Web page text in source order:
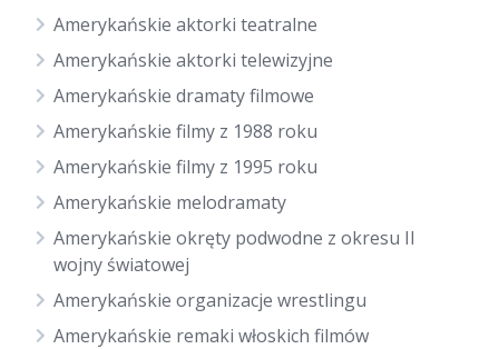
Amerykańskie aktorki teatralne
Amerykańskie aktorki telewizyjne
Amerykańskie dramaty filmowe
Amerykańskie filmy z 1988 roku
Amerykańskie filmy z 1995 roku
Amerykańskie melodramaty
Amerykańskie okręty podwodne z okresu II
wojny światowej
Amerykańskie organizacje wrestlingu
Amerykańskie remaki włoskich filmów